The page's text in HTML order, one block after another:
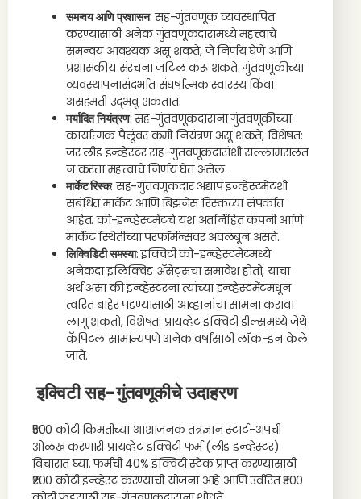
समन्वय आणि प्रशासन: सह-गुंतवणूक व्यवस्थापित
करण्यासाठी अनेक गुंतवणूकदारांमध्ये महत्त्वाचे
समन्वय आवश्यक असू शकते, जे निर्णय घेणे आणि
प्रशासकीय संरचना जटिल करू शकते. गुंतवणूकीच्या
व्यवस्थापनासंदर्भात संघर्षात्मक स्वारस्य किंवा
असहमती उद्भवू शकतात.
मर्यादित नियंत्रण: सह-गुंतवणूकदारांना गुंतवणूकीच्या
कार्यात्मक पैलूंवर कमी नियंत्रण असू शकते, विशेषत:
जर लीड इन्व्हेस्टर सह-गुंतवणूकदारांशी सल्लामसलत
न करता महत्त्वाचे निर्णय घेत असेल.
मार्केट रिस्क: सह-गुंतवणूकदार अद्याप इन्व्हेस्टमेंटशी
संबंधित मार्केट आणि बिझनेस रिस्कच्या संपर्कात
आहेत. को-इन्व्हेस्टमेंटचे यश अंतर्निहित कंपनी आणि
मार्केट स्थितीच्या परफॉर्मन्सवर अवलंबून असते.
लिक्विडिटी समस्या: इक्विटी को-इन्व्हेस्टमेंटमध्ये
अनेकदा इलिक्विड ॲसेट्सचा समावेश होतो, याचा
अर्थ असा की इन्व्हेस्टरना त्यांच्या इन्व्हेस्टमेंटमधून
त्वरित बाहेर पडण्यासाठी आव्हानांचा सामना करावा
लागू शकतो, विशेषत: प्रायव्हेट इक्विटी डील्समध्ये जेथे
कॅपिटल सामान्यपणे अनेक वर्षांसाठी लॉक-इन केले
जाते.
इक्विटी सह-गुंतवणूकीचे उदाहरण
₹500 कोटी किंमतीच्या आशाजनक तंत्रज्ञान स्टार्ट-अपची
ओळख करणारी प्रायव्हेट इक्विटी फर्म (लीड इन्व्हेस्टर)
विचारात घ्या. फर्मची 40% इक्विटी स्टेक प्राप्त करण्यासाठी
₹200 कोटी इन्व्हेस्ट करण्याची योजना आहे आणि उर्वरित ₹300